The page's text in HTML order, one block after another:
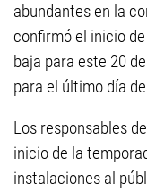
abundantes en la
confirmó el inicio
baja para este 20
para el último día
Los responsables
inicio de la
instalaciones al